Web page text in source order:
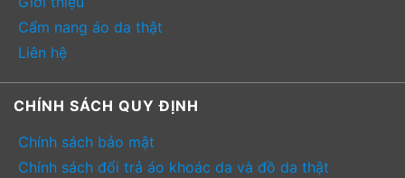
Cẩm nang áo da thật
Liên hệ
CHÍNH SÁCH QUY ĐỊNH
Chính sách bảo mật
Chính sách đổi trả áo khoác da và đồ da thật